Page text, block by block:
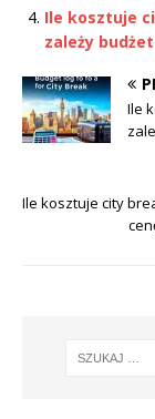
Ile kosztuje
zależy
Ile
Ile kosztuje city